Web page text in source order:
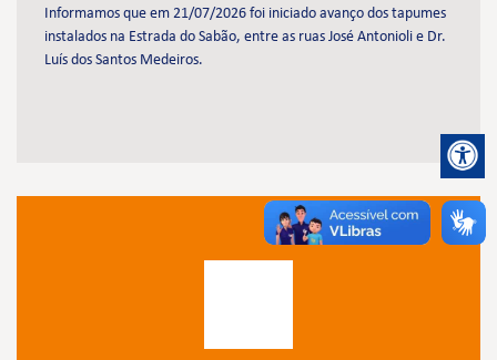
Informamos que em 21/07/2026 foi iniciado avanço dos tapumes
instalados na Estrada do Sabão, entre as ruas José Antonioli e Dr.
Luís dos Santos Medeiros.